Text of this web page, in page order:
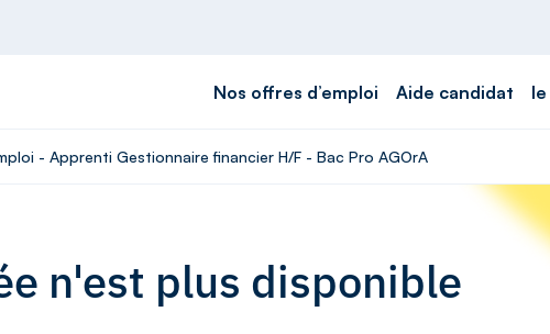
Nos offres d’emploi Aide candidat
- Apprenti Gestionnaire financier H/F - Bac Pro AGOrA
n'est plus disponible